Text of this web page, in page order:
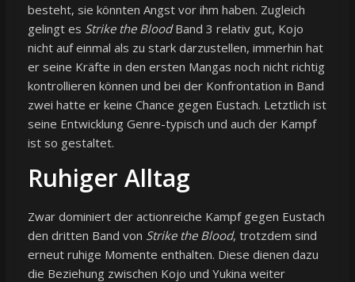
besteht, sie könnten Angst vor ihm haben. Zugleich
gelingt es Strike the BloodBand 3 relativ gut, Kojo
nicht auf einmal als zu stark darzustellen, immerhin hat
er seine Kräfte in den ersten Mangas noch nicht richtig
kontrollieren können und bei der Konfrontation in Band
zwei hatte er keine Chance gegen Eustach. Letztlich ist
seine Entwicklung Genre-typisch und auch der Kampf
ist so gestaltet.
Ruhiger Alltag
Zwar dominiert der actionreiche Kampf gegen Eustach
den dritten Band von Strike the Blood, trotzdem sind
erneut ruhige Momente enthalten. Diese dienen dazu
die Beziehung zwischen Kojo und Yukina weiter